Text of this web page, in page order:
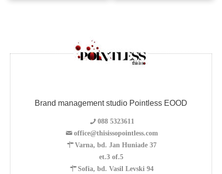
Brand management studio Pointless EOOD
088 5323611
office@thisissopointless.com
Varna, bd. Jan Huniade 37
et.3 of.5
Sofia, bd. Vasil Levski 94